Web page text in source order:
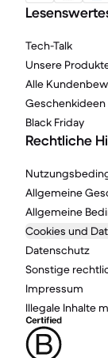
Tech-Talk
Unsere
Alle
Geschenkideen
Black Friday
Rechtliche
Allgemeine
Allgemeine
Cookies und
Datenschutz
Sonstige
Impressum
Illegale Inhalte